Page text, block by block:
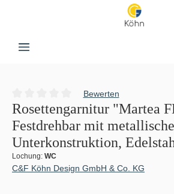
Durchschnittliche Bewertung von 0 von 5
Bewerten
Rosettengarnitur "Martea
Festdrehbar mit
Unterkonstruktion,
Lochung: WC
C&F Köhn Design GmbH & Co. KG